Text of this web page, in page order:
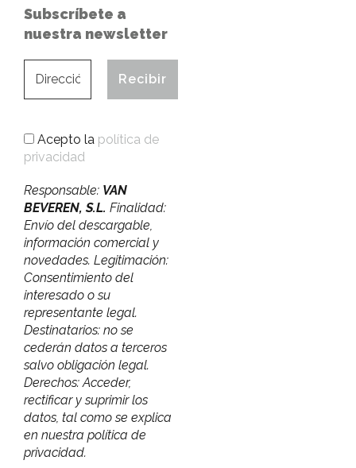
Subscríbete a
nuestra newsletter
Acepto la política de
privacidad
Responsable: VAN
BEVEREN, S.L. Finalidad:
Envío del descargable,
información comercial y
novedades. Legitimación:
Consentimiento del
interesado o su
representante legal.
Destinatarios: no se
cederán datos a terceros
salvo obligación legal.
Derechos: Acceder,
rectificar y suprimir los
datos, tal como se explica
en nuestra política de
privacidad.